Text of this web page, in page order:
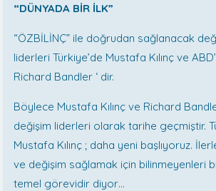
“DÜNYADA BİR İLK”
“ÖZBİLİNÇ” ile doğrudan sağlanacak
liderleri Türkiye’de Mustafa Kılınç ve
Richard Bandler ‘ dir.
Böylece Mustafa Kılınç ve Richard
değişim liderleri olarak tarihe geçmiştir.
Mustafa Kılınç ; daha yeni başlıyoruz.
ve değişim sağlamak için bilinmeyenleri
temel görevidir diyor…